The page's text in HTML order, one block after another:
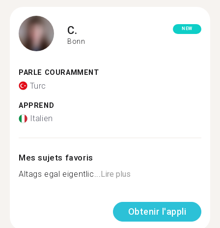
C.
Bonn
NEW
PARLE COURAMMENT
Turc
APPREND
Italien
Mes sujets favoris
Altags egal eigentlic...Lire plus
Obtenir l'appli